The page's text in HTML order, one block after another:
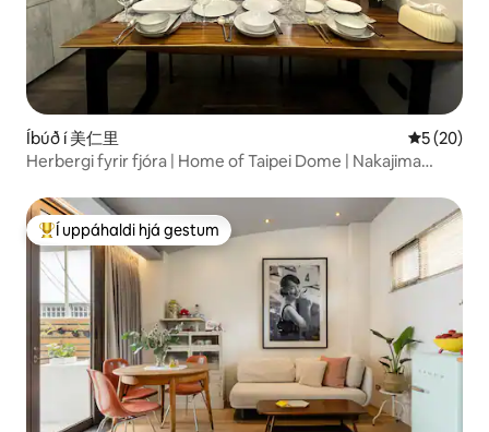
Íbúð í 美仁里 5 af 5 í
5 (20)
Herbergi fyrir fjóra | Home of Taipei Dome | Nakajima
stöðinni
Í mestu uppáhaldi hjá gestum
Í uppáhaldi hjá gestum